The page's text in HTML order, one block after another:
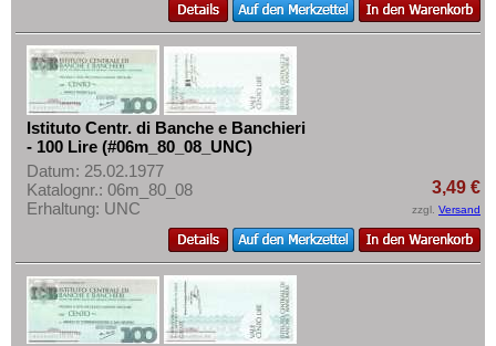
Istituto Centr. di Banche e Banchieri
- 100 Lire (#06m_80_08_UNC)
Datum: 25.02.1977
Katalognr.: 06m_80_08
Erhaltung: UNC
3,49 €
zzgl. Versand